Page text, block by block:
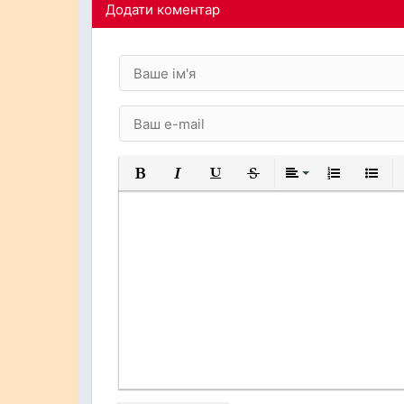
Додати коментар
ЖирнийКурсивПідкреслений
ЗакресленийВирівнювання